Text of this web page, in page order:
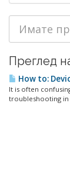
Преглед
How to:
It is often
troubleshooting in